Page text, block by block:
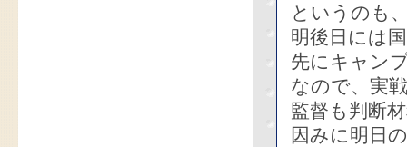
というのも
明後日には
先にキャン
なので、実
監督も判断
因みに明日